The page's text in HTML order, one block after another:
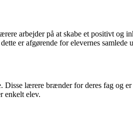
arbejder på at skabe et positivt
er afgørende for elevernes samlede
lærere brænder for deres fag
enkelt elev.